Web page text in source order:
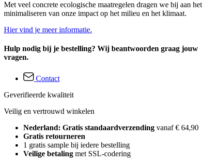
Met veel concrete ecologische maatregelen dragen we bij aan het
minimaliseren van onze impact op het milieu en het klimaat.
Hier vind je meer informatie.
Hulp nodig bij je bestelling? Wij beantwoorden graag jouw
vragen.
Contact
Geverifieerde kwaliteit
Veilig en vertrouwd winkelen
Nederland: Gratis standaardverzending vanaf € 64,90
Gratis retourneren
1 gratis sample bij iedere bestelling
Veilige betaling met SSL-codering